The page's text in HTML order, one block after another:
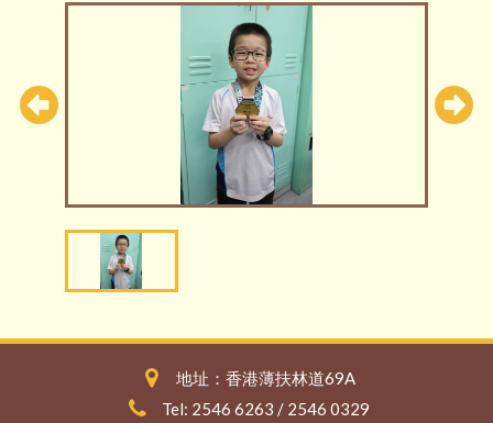
地址：香港薄扶林道69A
Tel: 2546 6263 / 2546 0329